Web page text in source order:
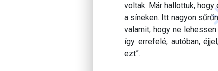
voltak. Már hallottuk,
a síneken. Itt nagyon
valamit, hogy ne
így errefelé, autóban,
ezt”.